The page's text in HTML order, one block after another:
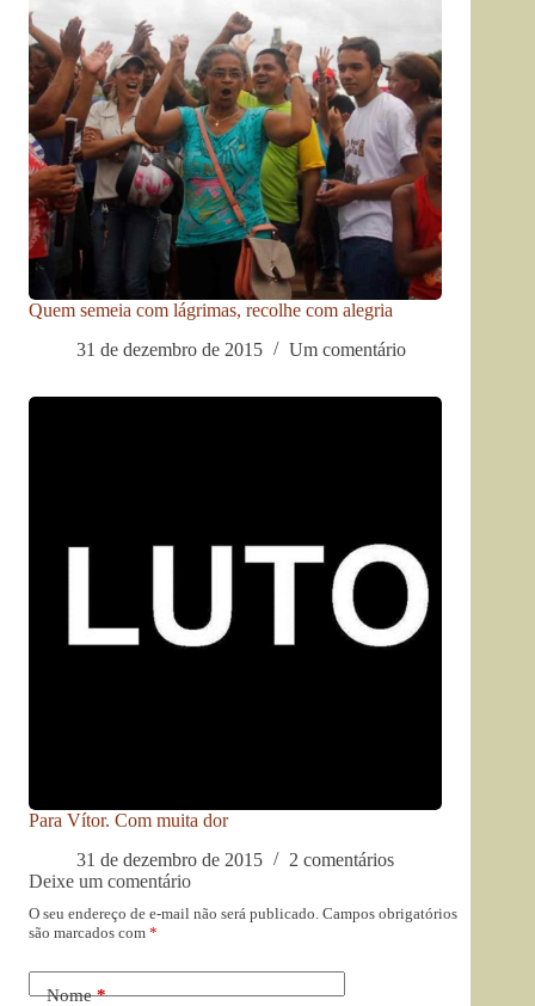
Quem semeia com lágrimas, recolhe com alegria
31 de dezembro de 2015
Um comentário
Para Vítor. Com muita dor
31 de dezembro de 2015
2 comentários
Deixe um comentário
O seu endereço de e-mail não será publicado. Campos obrigatórios
são marcados com *
Nome*